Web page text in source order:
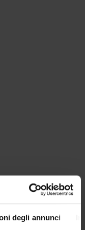
degli annunci